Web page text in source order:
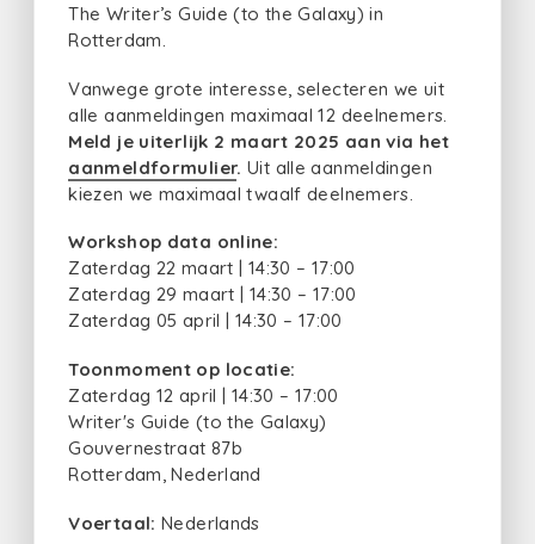
The Writer’s Guide (to the Galaxy) in
Rotterdam.
Vanwege grote interesse, selecteren we uit
alle aanmeldingen maximaal 12 deelnemers.
Meld je uiterlijk 2 maart 2025 aan via het
aanmeldformulier. Uit alle aanmeldingen
kiezen we maximaal twaalf deelnemers.
Workshop data online:
Zaterdag 22 maart | 14:30 – 17:00
Zaterdag 29 maart | 14:30 – 17:00
Zaterdag 05 april | 14:30 – 17:00
Toonmoment op locatie:
Zaterdag 12 april | 14:30 – 17:00
Writer's Guide (to the Galaxy)
Gouvernestraat 87b
Rotterdam, Nederland
Voertaal: Nederlands